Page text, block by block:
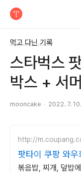
먹고 다닌 기록
스타벅스
박스 + 서
mooncake 2022. 7.
http://
팟타이 쿠팡 와우
볶음밥, 찌개, 덮밥